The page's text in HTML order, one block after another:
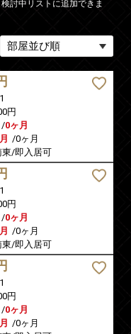
討中リストに追加できま
円
/0ヶ月
/0ヶ月
東/即入居可
円
/0ヶ月
/0ヶ月
東/即入居可
円
/0ヶ月
/0ヶ月